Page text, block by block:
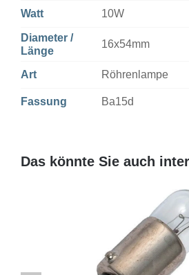
Watt 10W
Diameter /
Länge
16x54mm
Art Röhrenlampe
Fassung Ba15d
Das könnte Sie auch